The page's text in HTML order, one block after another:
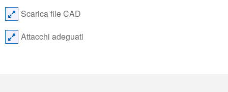
Scarica file CAD
Attacchi adeguati